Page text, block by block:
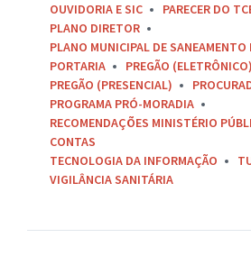
OUVIDORIA E SIC
PARECER DO
PLANO DIRETOR
PLANO MUNICIPAL DE SANEAMENTO
PORTARIA
PREGÃO (ELETRÔNICO)
PREGÃO (PRESENCIAL)
PROGRAMA PRÓ-MORADIA
RECOMENDAÇÕES MINISTÉRIO
CONTAS
TECNOLOGIA DA INFORMAÇÃO
VIGILÂNCIA SANITÁRIA